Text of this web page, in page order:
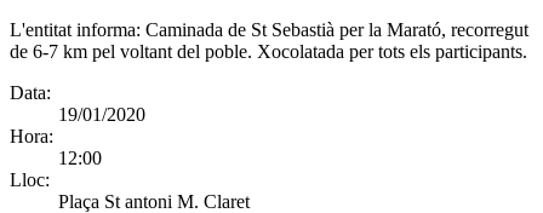
L'entitat informa: Caminada de St Sebastià per la Marató, recorregut
de 6-7 km pel voltant del poble. Xocolatada per tots els participants.
Data:
19/01/2020
Hora:
12:00
Lloc:
Plaça St antoni M. Claret